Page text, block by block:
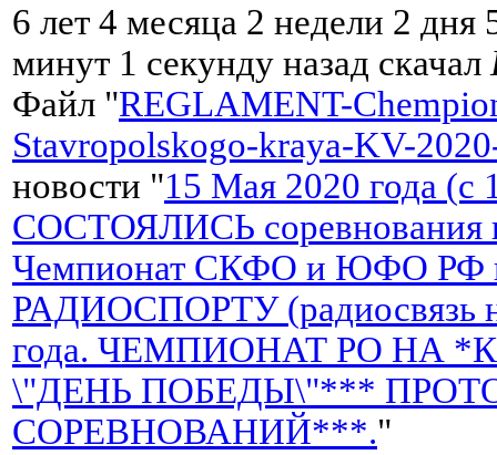
6 лет 4 месяца 2 недели 2 дня
минут 1 секунду назад скачал
Файл "REGLAMENT-
Stavropolskogo-kraya-KV-
новости "15 Мая 2020 года
СОСТОЯЛИСЬ соревнования
Чемпионат СКФО и ЮФО РФ
РАДИОСПОРТУ (радиосвязь
года. ЧЕМПИОНАТ РО НА
\"ДЕНЬ ПОБЕДЫ\"***
СОРЕВНОВАНИЙ***."